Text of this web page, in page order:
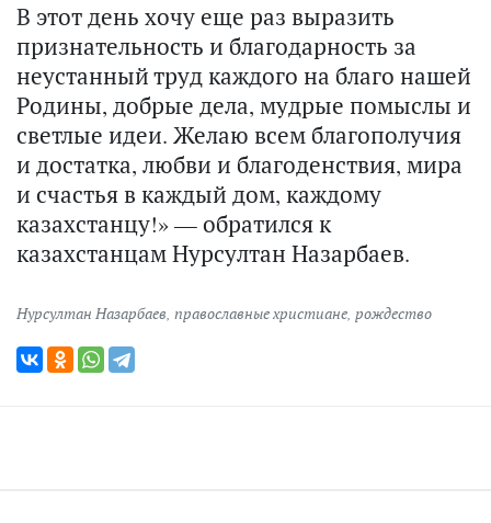
В этот день хочу еще раз выразить
признательность и благодарность за
неустанный труд каждого на благо нашей
Родины, добрые дела, мудрые помыслы и
светлые идеи. Желаю всем благополучия
и достатка, любви и благоденствия, мира
и счастья в каждый дом, каждому
казахстанцу!» — обратился к
казахстанцам Нурсултан Назарбаев.
Нурсултан Назарбаев, православные христиане, рождество